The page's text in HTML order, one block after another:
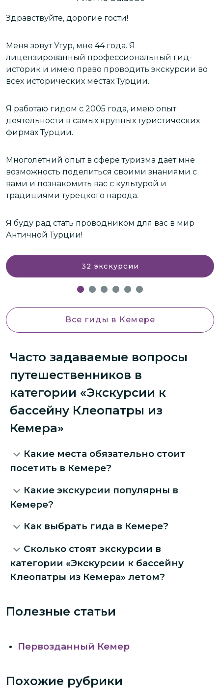
Здравствуйте, дорогие гости!
Меня зовут Угур, мне 44 года. Я
лицензированный профессиональный гид-
историк и имею право проводить экскурсии во
всех исторических местах Турции.
Я работаю гидом с 2005 года, имею опыт
деятельности в самых крупных туристических
фирмах Турции.
Многолетний опыт в сфере туризма даёт мне
возможность поделиться своими знаниями с
вами и познакомить вас с культурой и
традициями турецкого народа.
Я буду рад стать проводником для вас в мир
Античной Турции!
32 экскурсии
Все гиды в Кемере
Часто задаваемые вопросы
путешественников в
категории «Экскурсии к
бассейну Клеопатры из
Кемера»
Какие места обязательно стоит
посетить в Кемере?
Какие экскурсии популярны в
Кемере?
Как выбрать гида в Кемере?
Сколько стоят экскурсии в
категории «Экскурсии к бассейну
Клеопатры из Кемера» летом?
Полезные статьи
Первозданный Кемер
Похожие рубрики